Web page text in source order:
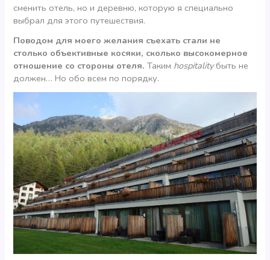
сменить отель, но и деревню, которую я специально
выбрал для этого путешествия.
Поводом для моего желания съехать стали не
столько объективные косяки, сколько высокомерное
отношение со стороны отеля. Таким hospitalityбыть не
должен… Но обо всем по порядку.